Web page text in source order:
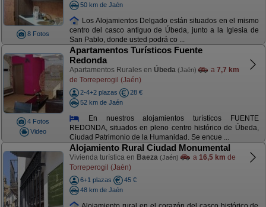
8 Fotos
50 km de Jaén
Los Alojamientos Delgado están situados en el mismo
centro del casco antiguo de Úbeda, junto a la Iglesia de
San Pablo, donde usted podrá co ...
4 Fotos
Video
Apartamentos Turísticos Fuente
Redonda
Apartamentos Rurales en Úbeda (Jaén) a 7,7 km
de Torreperogil (Jaén)
2-4+2 plazas
28 €
52 km de Jaén
En nuestros alojamientos turísticos FUENTE
REDONDA, situados en pleno centro histórico de Úbeda,
Ciudad Patrimonio de la Humanidad. Se encue ...
Alojamiento Rural Ciudad Monumental
Vivienda turística en Baeza (Jaén) a 16,5 km de
Torreperogil (Jaén)
6+1 plazas
45 €
48 km de Jaén